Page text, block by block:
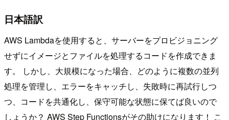
日本語訳
AWS Lambdaを使用すると、サーバーをプロビジョニング
せずにイメージとファイルを処理するコードを作成できま
す。 しかし、大規模になった場合、どのように複数の並列
処理を管理し、エラーをキャッチし、失敗時に再試行しつ
つ、コードを共通化し、保守可能な状態に保てば良いので
しょうか？ AWS Step Functionsがその助けになります！ こ